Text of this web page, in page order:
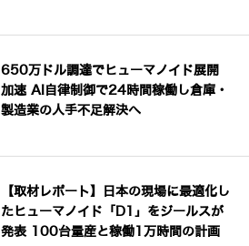
650万ドル調達でヒューマノイド展開
加速 AI自律制御で24時間稼働し倉庫・
製造業の人手不足解決へ
【取材レポート】日本の現場に最適化し
たヒューマノイド「D1」をジールスが
発表 100台量産と稼働1万時間の計画